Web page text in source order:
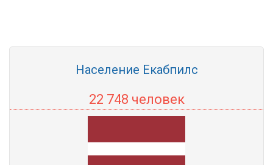
Население Екабпилс
22 748 человек